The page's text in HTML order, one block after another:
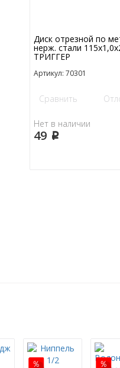
Диск отрезной по
нерж. стали
ТРИГГЕР
Артикул: 70301
Сравнить
Нет в наличии
49 p